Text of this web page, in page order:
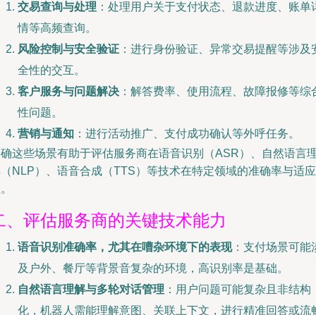
交易查询与处理 ：处理用户关于支付状态、退款进度、账单
情等高频查询。
风险控制与安全验证 ：进行身份验证、异常交易提醒等涉及
全性的交互。
客户服务与问题解决 ：解答费率、使用流程、故障报修等综
性问题。
营销与通知 ：进行活动推广、支付成功确认等外呼任务。
这些场景有助于评估服务商在语音识别（ASR）、自然语言
NLP）、语音合成（TTS）等技术在特定领域的准确率与适应
、评估服务商的关键技术能力
语音识别准确率，尤其在嘈杂环境下的表现：支付场景可能
及户外、餐厅等背景音复杂的环境，高识别率是基础。
自然语言理解与多轮对话管理 ：用户问题可能复杂且非结构
化，机器人需能理解意图、关联上下文，进行精准回答或流